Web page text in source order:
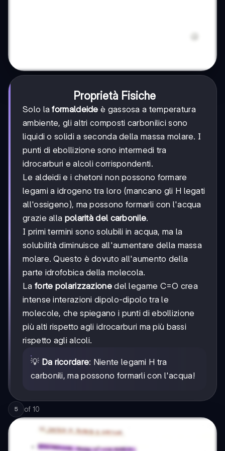
Proprietà Fisiche
Solo laformaldeide è gassosa a temperatura
ambiente, gli altri composti carbonilici sono
liquidi o solidi a seconda della massa molare. I
punti di ebollizione sono intermedi tra
idrocarburi e alcoli corrispondenti.
Le aldeidi e i chetoni non possono formare
legami a idrogeno tra loro (mancano gli H legati
all'ossigeno), ma possono formarli con l'acqua
grazie alla polarità del carbonile.
I primi termini sono solubili in acqua, ma la
solubilità diminuisce all'aumentare della massa
molare. Questo è dovuto all'aumento della
parte idrofobica della molecola.
La forte polarizzazionedel legame C=O crea
intense interazioni dipolo-dipolo tra le
molecole, che spiegano i punti di ebollizione
più alti rispetto agli idrocarburi ma più bassi
rispetto agli alcoli.
💡 Da ricordare: Niente legami H tra
carbonili, ma possono formarli con l'acqua!
5 of 10